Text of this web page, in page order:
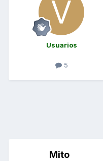
Usuarios
5
Mito